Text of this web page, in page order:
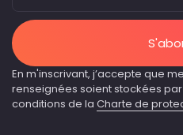
En m'inscrivant, j’accepte que
renseignées soient stockées
conditions de la Charte de